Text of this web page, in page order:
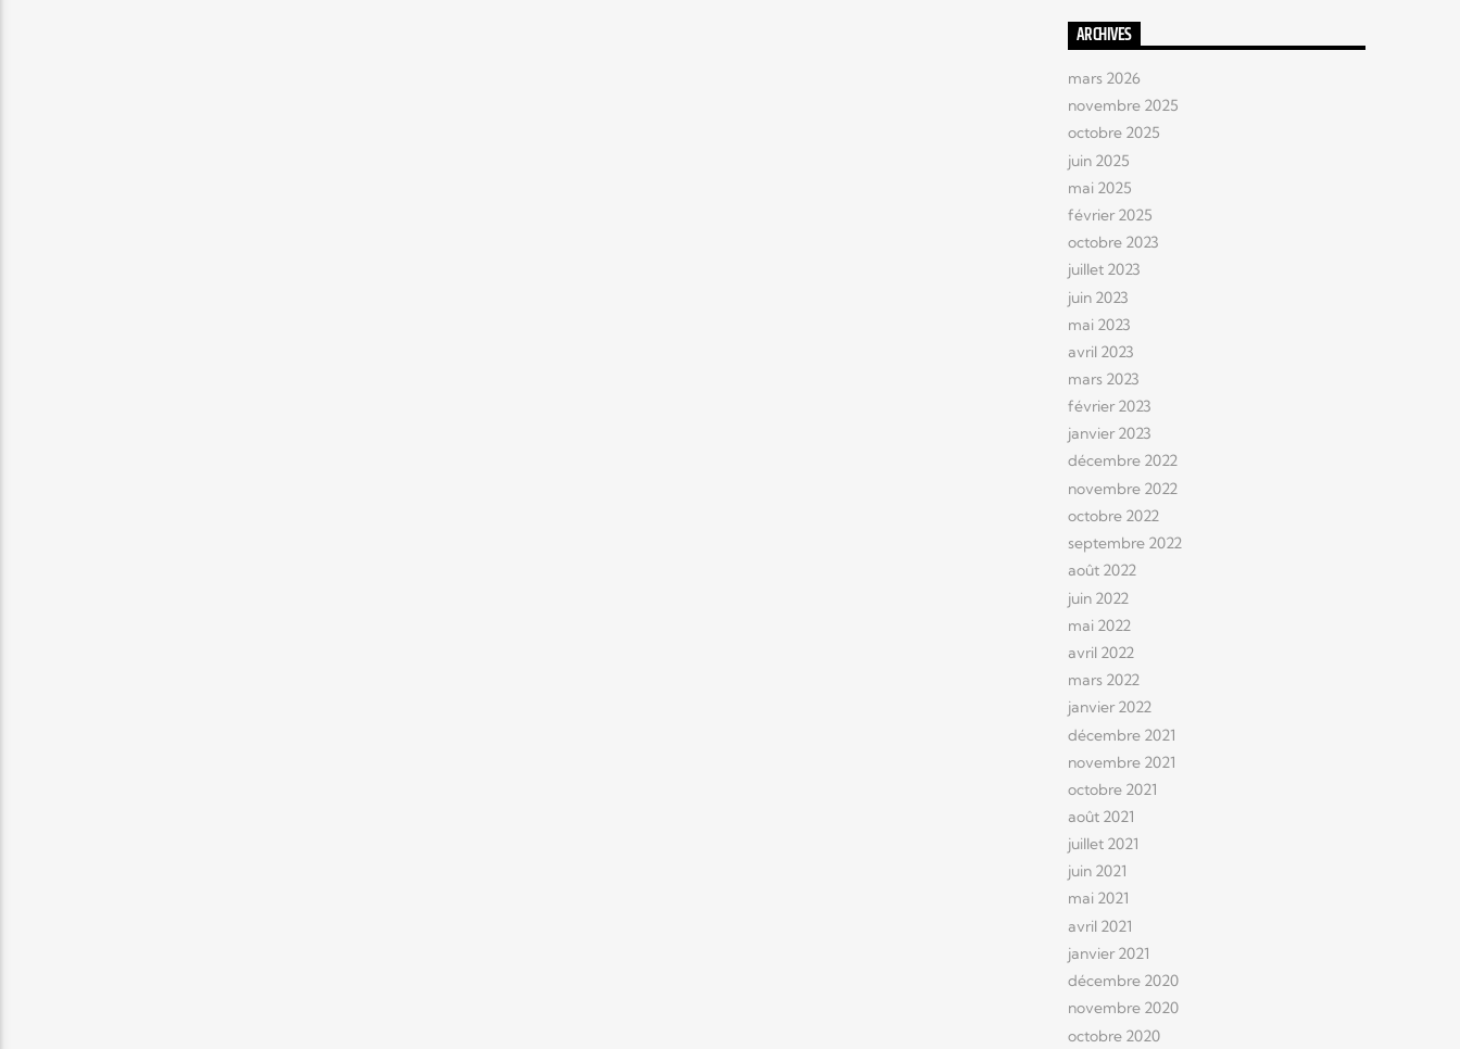
ARCHIVES
mars 2026
novembre 2025
octobre 2025
juin 2025
mai 2025
février 2025
octobre 2023
juillet 2023
juin 2023
mai 2023
avril 2023
mars 2023
février 2023
janvier 2023
décembre 2022
novembre 2022
octobre 2022
septembre 2022
août 2022
juin 2022
mai 2022
avril 2022
mars 2022
janvier 2022
décembre 2021
novembre 2021
octobre 2021
août 2021
juillet 2021
juin 2021
mai 2021
avril 2021
janvier 2021
décembre 2020
novembre 2020
octobre 2020